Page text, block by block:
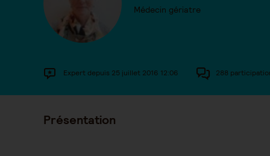
Médecin gériatre
Expert depuis 25 juillet 2016 12:06 288
Présentation